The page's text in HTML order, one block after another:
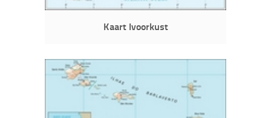
Kaart Ivoorkust